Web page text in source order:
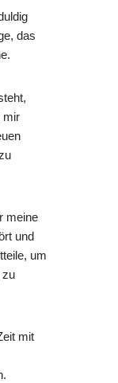
das
mir
meine
und
um
zu
mit